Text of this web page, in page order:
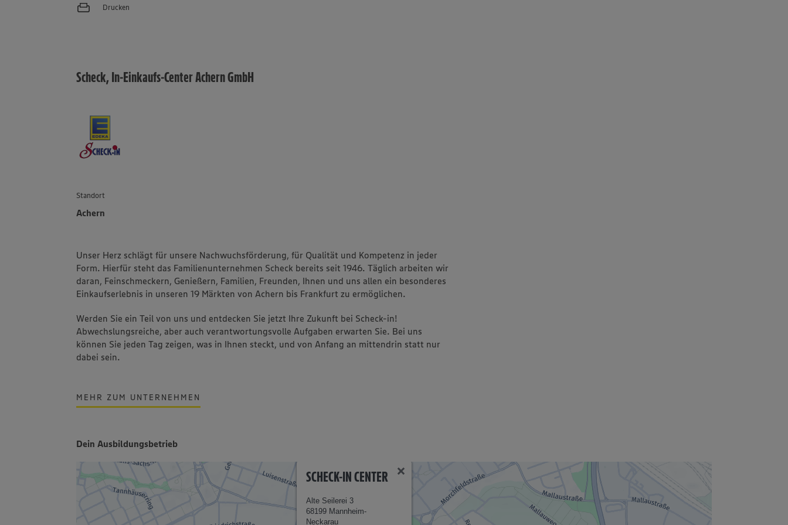
Drucken
Scheck, In-Einkaufs-Center Achern GmbH
Standort
Achern
Unser Herz schlägt für unsere Nachwuchsförderung, für Qualität und Kompetenz in jeder
Form. Hierfür steht das Familienunternehmen Scheck bereits seit 1946. Täglich arbeiten wir
daran, Feinschmeckern, Genießern, Familien, Freunden, Ihnen und uns allen ein besonderes
Einkaufserlebnis in unseren 19 Märkten von Achern bis Frankfurt zu ermöglichen.
Werden Sie ein Teil von uns und entdecken Sie jetzt Ihre Zukunft bei Scheck-in!
Abwechslungsreiche, aber auch verantwortungsvolle Aufgaben erwarten Sie. Bei uns
können Sie jeden Tag zeigen, was in Ihnen steckt, und von Anfang an mittendrin statt nur
dabei sein.
MEHR ZUM UNTERNEHMEN
Dein Ausbildungsbetrieb
SCHECK-IN CENTER
Alte Seilerei 3
68199 Mannheim-
Neckarau